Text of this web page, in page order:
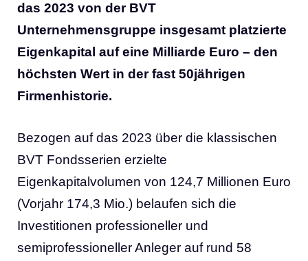
das 2023 von der BVT
Unternehmensgruppe insgesamt platzierte
Eigenkapital auf eine Milliarde Euro – den
höchsten Wert in der fast 50jährigen
Firmenhistorie.
Bezogen auf das 2023 über die klassischen
BVT Fondsserien erzielte
Eigenkapitalvolumen von 124,7 Millionen Euro
(Vorjahr 174,3 Mio.) belaufen sich die
Investitionen professioneller und
semiprofessioneller Anleger auf rund 58